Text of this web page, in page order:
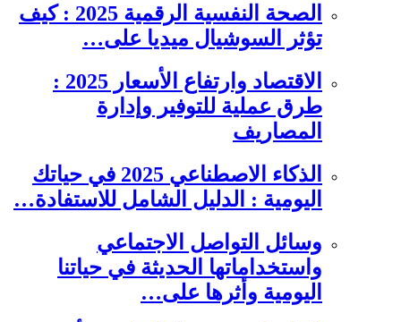
الصحة النفسية الرقمية 2025 : كيف
تؤثر السوشيال ميديا على…
الاقتصاد وارتفاع الأسعار 2025 :
طرق عملية للتوفير وإدارة
المصاريف
الذكاء الاصطناعي 2025 في حياتك
اليومية : الدليل الشامل للاستفادة…
وسائل التواصل الاجتماعي
واستخداماتها الحديثة في حياتنا
اليومية وأثرها على…